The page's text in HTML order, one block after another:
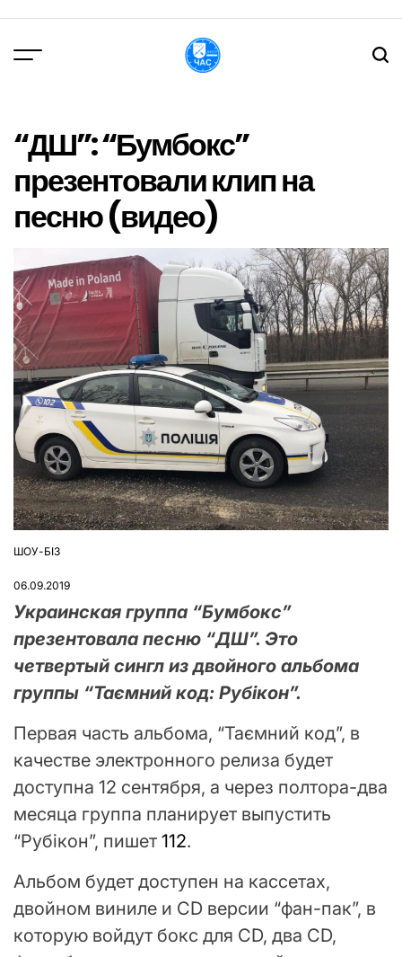
вмісту
“ДШ”: “Бумбокс”
презентовали клип на
песню (видео)
ОПУБЛІКУВАТИ
ШОУ-БІЗ
06.09.2019
Украинская группа “Бумбокс”
презентовала песню “ДШ”. Это
четвертый сингл из двойного альбома
группы “Таємний код: Рубікон”.
Первая часть альбома, “Таємний код”, в
качестве электронного релиза будет
доступна 12 сентября, а через полтора-два
месяца группа планирует выпустить
“Рубiкон”, пишет 112.
Альбом будет доступен на кассетах,
двойном виниле и CD версии “фан-пак”, в
которую войдут бокс для CD, два CD,